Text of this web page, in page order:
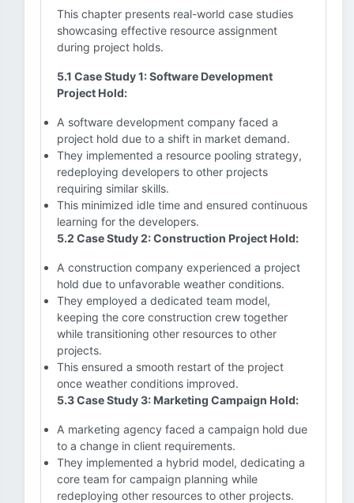
This chapter presents real-world case studies
showcasing effective resource assignment
during project holds.
5.1 Case Study 1: Software Development
Project Hold:
A software development company faced a
project hold due to a shift in market demand.
They implemented a resource pooling strategy,
redeploying developers to other projects
requiring similar skills.
This minimized idle time and ensured continuous
learning for the developers.
5.2 Case Study 2: Construction Project Hold:
A construction company experienced a project
hold due to unfavorable weather conditions.
They employed a dedicated team model,
keeping the core construction crew together
while transitioning other resources to other
projects.
This ensured a smooth restart of the project
once weather conditions improved.
5.3 Case Study 3: Marketing Campaign Hold:
A marketing agency faced a campaign hold due
to a change in client requirements.
They implemented a hybrid model, dedicating a
core team for campaign planning while
redeploying other resources to other projects.